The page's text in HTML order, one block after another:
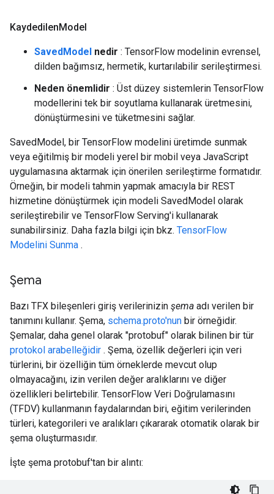
KaydedilenModel
SavedModel nedir : TensorFlow modelinin evrensel,
dilden bağımsız, hermetik, kurtarılabilir serileştirmesi.
Neden önemlidir : Üst düzey sistemlerin TensorFlow
modellerini tek bir soyutlama kullanarak üretmesini,
dönüştürmesini ve tüketmesini sağlar.
SavedModel, bir TensorFlow modelini üretimde sunmak
veya eğitilmiş bir modeli yerel bir mobil veya JavaScript
uygulamasına aktarmak için önerilen serileştirme formatıdır.
Örneğin, bir modeli tahmin yapmak amacıyla bir REST
hizmetine dönüştürmek için modeli SavedModel olarak
serileştirebilir ve TensorFlow Serving'i kullanarak
sunabilirsiniz. Daha fazla bilgi için bkz. TensorFlow
Modelini Sunma .
Şema
Bazı TFX bileşenleri giriş verilerinizin şema adı verilen bir
tanımını kullanır. Şema, schema.proto'nun bir örneğidir.
Şemalar, daha genel olarak "protobuf" olarak bilinen bir tür
protokol arabelleğidir . Şema, özellik değerleri için veri
türlerini, bir özelliğin tüm örneklerde mevcut olup
olmayacağını, izin verilen değer aralıklarını ve diğer
özellikleri belirtebilir. TensorFlow Veri Doğrulamasını
(TFDV) kullanmanın faydalarından biri, eğitim verilerinden
türleri, kategorileri ve aralıkları çıkararak otomatik olarak bir
şema oluşturmasıdır.
İşte şema protobuf'tan bir alıntı: